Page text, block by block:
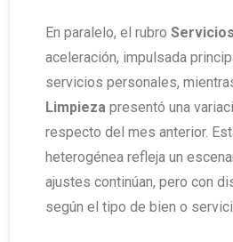
En paralelo, el rubro Servicios
aceleración, impulsada
servicios personales,
Limpieza presentó una
respecto del mes anterior.
heterogénea refleja un
ajustes continúan, pero con
según el tipo de bien o